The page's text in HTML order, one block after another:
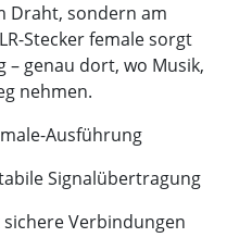
Draht, sondern am
Stecker female sorgt
genau dort, wo Musik,
nehmen.
Ausführung
Signalübertragung
Verbindungen